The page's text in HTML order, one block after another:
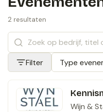
2 resultaten
Filter Type
Wijn &